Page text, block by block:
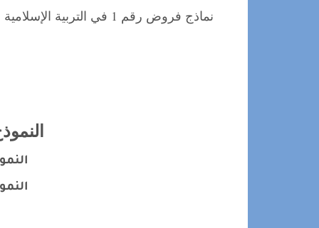
النموذج 1
النموذج
النموذج